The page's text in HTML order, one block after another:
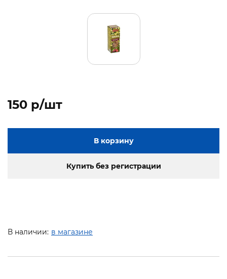
150 p/шт
В корзину
Купить без регистрации
В наличии: в магазине